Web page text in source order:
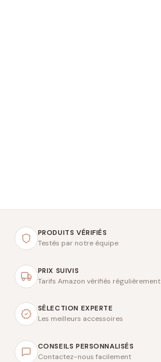
PRODUITS VÉRIFIÉS
Testés par notre équipe
PRIX SUIVIS
Tarifs Amazon vérifiés régulièrement
SÉLECTION EXPERTE
Les meilleurs accessoires
CONSEILS PERSONNALISÉS
Contactez-nous facilement